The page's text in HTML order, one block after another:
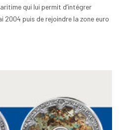
qui lui permit d’intégrer
2004 puis de rejoindre la zone euro